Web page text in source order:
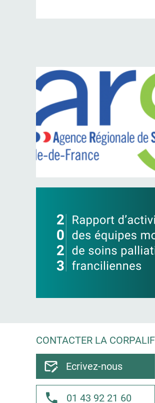
CONTACTER LA CORPALIF
Ecrivez-nous
01 43 92 21 60